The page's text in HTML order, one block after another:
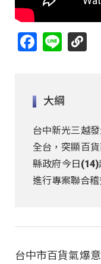
Facebook
Line
大綱
台中新光三越
全台，突顯百
縣政府今日
進行專案聯合
台中市百貨氣爆